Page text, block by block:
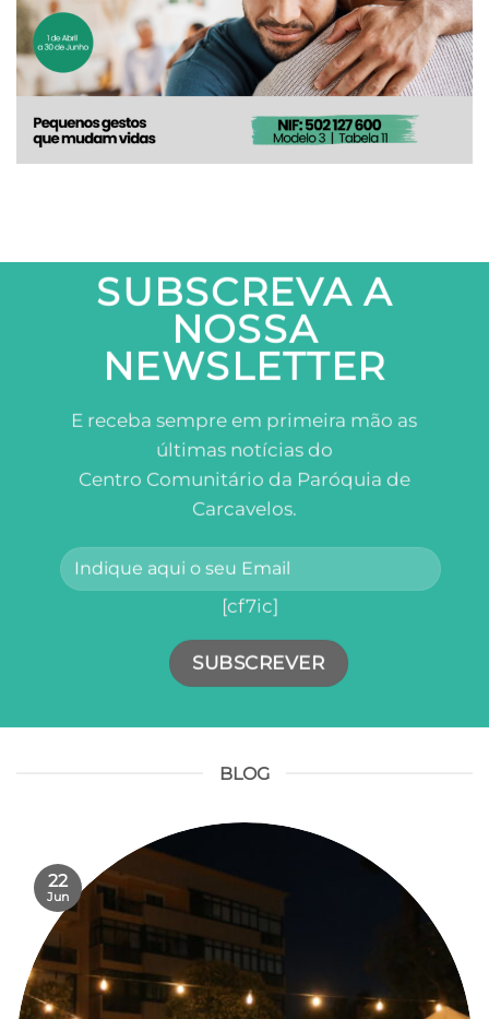
SUBSCREVA A
NOSSA
NEWSLETTER
E receba sempre em primeira mão as
últimas notícias do
Centro Comunitário da Paróquia de
Carcavelos.
[cf7ic]
BLOG
22
Jun